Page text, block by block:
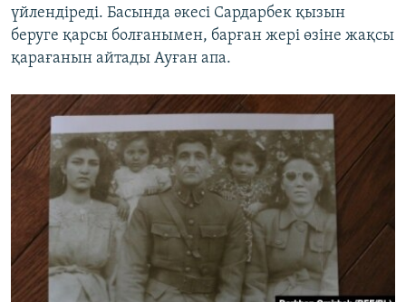
үйлендіреді. Басында әкесі Сардарбек қызын
беруге қарсы болғанымен, барған жері өзіне жақсы
қарағанын айтады Ауған апа.